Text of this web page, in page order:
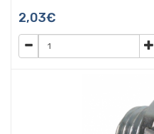
2,03€